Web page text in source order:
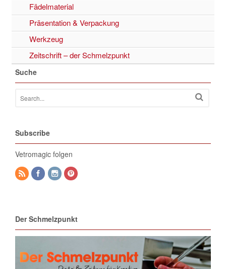
Fädelmaterial
Präsentation & Verpackung
Werkzeug
Zeitschrift – der Schmelzpunkt
Suche
Subscribe
Vetromagic folgen
Der Schmelzpunkt